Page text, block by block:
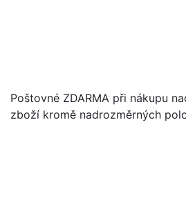
Poštovné ZDARMA při nákupu
zboží kromě nadrozměrných